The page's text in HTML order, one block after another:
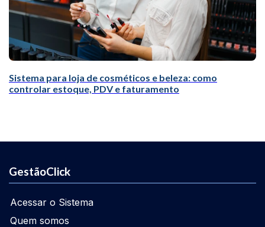
Sistema para loja de cosméticos e beleza: como
controlar estoque, PDV e faturamento
GestãoClick
Acessar o Sistema
Quem somos